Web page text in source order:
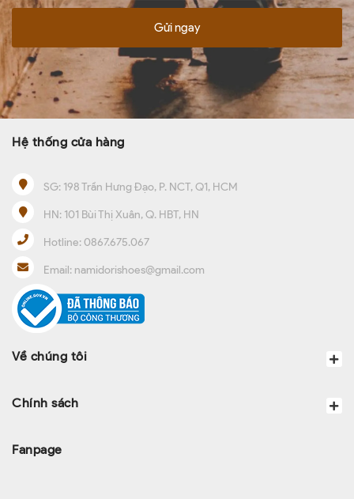
Gửi ngay
Hệ thống cửa hàng
SG: 198 Trần Hưng Đạo, P. NCT, Q1, HCM
HN: 101 Bùi Thị Xuân, Q. HBT, HN
Hotline:0867.675.067
Email: namidorishoes@gmail.com
Về chúng tôi
Chính sách
Fanpage